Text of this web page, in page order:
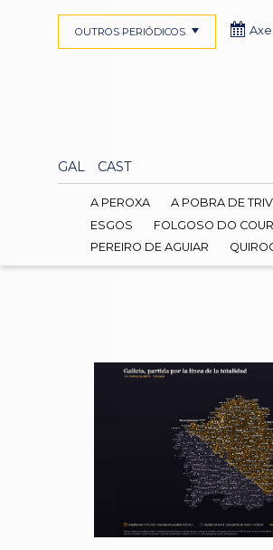
GAL CAST
OUTROS PERIÓDICOS
A PEROXA A POBRA DE
ESGOS
FOLGOSO DO
PEREIRO DE AGUIAR